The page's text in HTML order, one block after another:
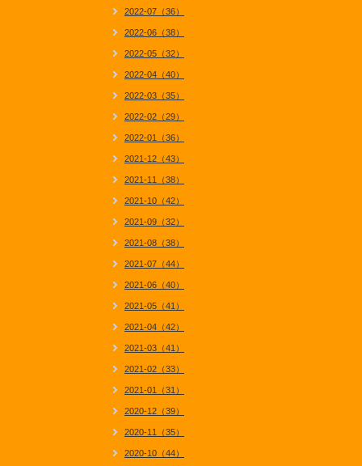
2022-07（36）
2022-06（38）
2022-05（32）
2022-04（40）
2022-03（35）
2022-02（29）
2022-01（36）
2021-12（43）
2021-11（38）
2021-10（42）
2021-09（32）
2021-08（38）
2021-07（44）
2021-06（40）
2021-05（41）
2021-04（42）
2021-03（41）
2021-02（33）
2021-01（31）
2020-12（39）
2020-11（35）
2020-10（44）